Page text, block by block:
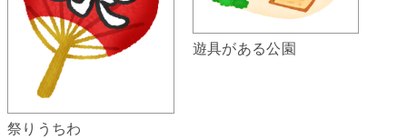
祭りうちわ
遊具がある公園